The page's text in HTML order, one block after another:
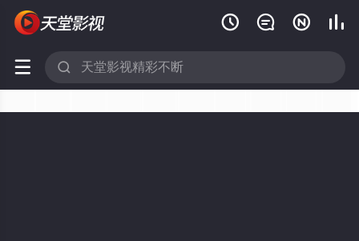
   
 